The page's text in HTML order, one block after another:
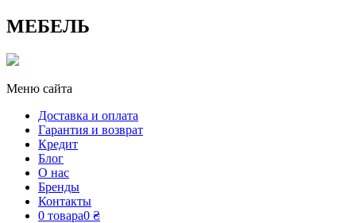
МЕБЕЛЬ
Меню сайта
Доставка и оплата
Гарантия и возврат
Кредит
Блог
О нас
Бренды
Контакты
0 товара0 ₴